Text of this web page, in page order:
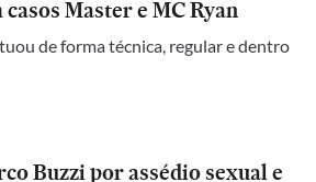
Master e MC Ryan
de forma técnica, regular e dentro
Buzzi por assédio sexual e